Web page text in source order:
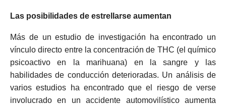
Las posibilidades de estrellarse aumentan
Más de un estudio de investigación ha encontrado un
vínculo directo entre la concentración de THC (el químico
psicoactivo en la marihuana) en la sangre y las
habilidades de conducción deterioradas. Un análisis de
varios estudios ha encontrado que el riesgo de verse
involucrado en un accidente automovilístico aumenta